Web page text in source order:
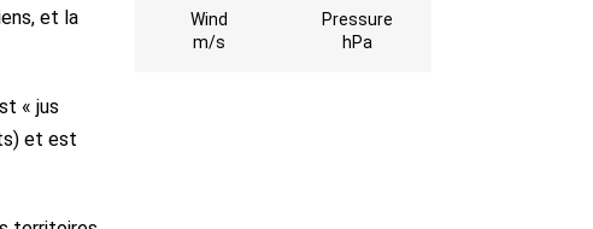
et la
« jus
et est
Wind
m/s
Pressure
hPa